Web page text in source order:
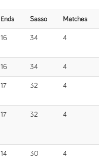
Ends Sasso Matches
16 34 4
16 34 4
17 32 4
17 32 4
14 30 4